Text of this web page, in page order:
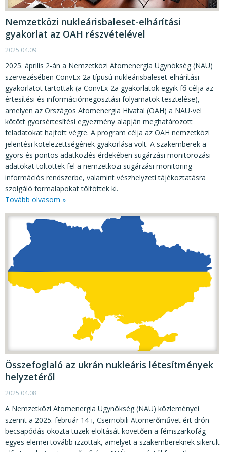
Nemzetközi nukleárisbaleset-elhárítási
gyakorlat az OAH részvételével
2025.04.09
2025. április 2-án a Nemzetközi Atomenergia Ügynökség (NAÜ)
szervezésében ConvEx-2a típusú nukleárisbaleset-elhárítási
gyakorlatot tartottak (a ConvEx-2a gyakorlatok egyik fő célja az
értesítési és információmegosztási folyamatok tesztelése),
amelyen az Országos Atomenergia Hivatal (OAH) a NAÜ-vel
kötött gyorsértesítési egyezmény alapján meghatározott
feladatokat hajtott végre. A program célja az OAH nemzetközi
jelentési kötelezettségének gyakorlása volt. A szakemberek a
gyors és pontos adatközlés érdekében sugárzási monitorozási
adatokat töltöttek fel a nemzetközi sugárzási monitoring
információs rendszerbe, valamint vészhelyzeti tájékoztatásra
szolgáló formalapokat töltöttek ki.
Tovább olvasom »
Összefoglaló az ukrán nukleáris létesítmények
helyzetéről
2025.04.08
A Nemzetközi Atomenergia Ügynökség (NAÜ) közleményei
szerint a 2025. február 14-i, Csernobili Atomerőművet ért drón
becsapódás okozta tüzek eloltását követően a fémszarkofág
egyes elemei tovább izzottak, amelyet a szakembereknek sikerült